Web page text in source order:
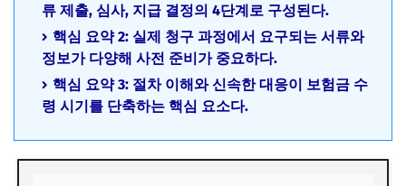
류 제출, 심사, 지급 결정의 4단계로 구성된다.
핵심 요약 2: 실제 청구 과정에서 요구되는 서류와
정보가 다양해 사전 준비가 중요하다.
핵심 요약 3: 절차 이해와 신속한 대응이 보험금 수
령 시기를 단축하는 핵심 요소다.